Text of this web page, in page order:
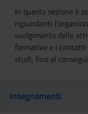
In questa sezione è
riguardanti
svolgimento delle
formative e i
studi, fino al
Insegnamenti